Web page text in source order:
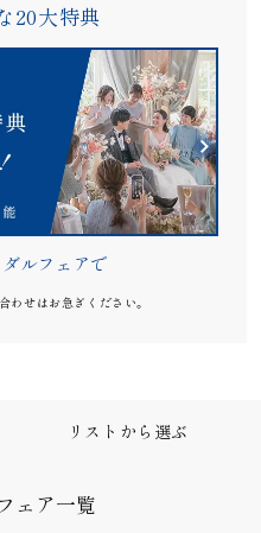
20大特典
ルフェアで
わせはお急ぎください。
リストから選ぶ
ェア一覧